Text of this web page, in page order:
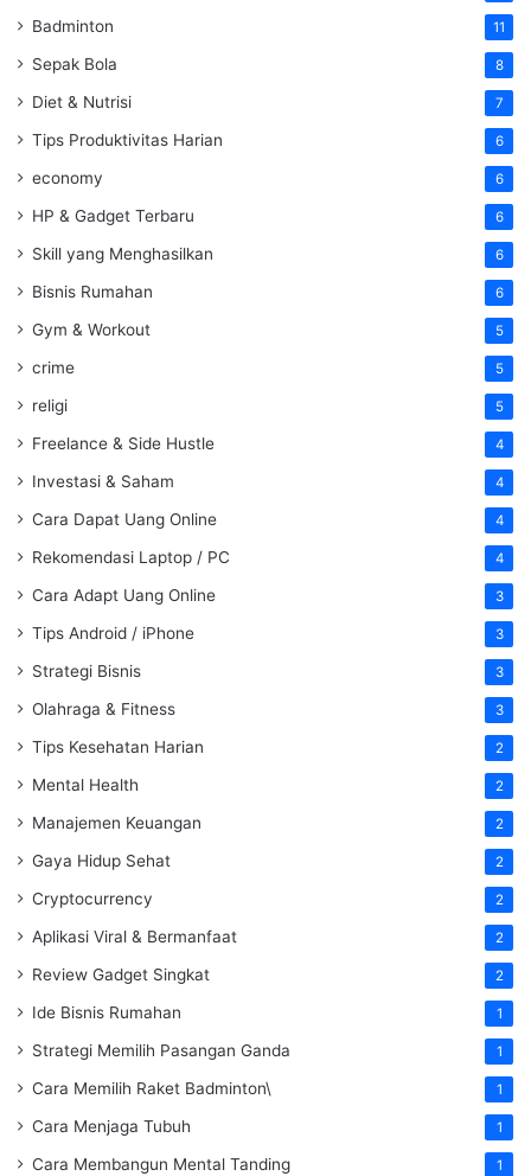
Badminton 11
Sepak Bola 8
Diet & Nutrisi 7
Tips Produktivitas Harian 6
economy 6
HP & Gadget Terbaru 6
Skill yang Menghasilkan 6
Bisnis Rumahan 6
Gym & Workout 5
crime 5
religi 5
Freelance & Side Hustle 4
Investasi & Saham 4
Cara Dapat Uang Online 4
Rekomendasi Laptop / PC 4
Cara Adapt Uang Online 3
Tips Android / iPhone 3
Strategi Bisnis 3
Olahraga & Fitness 3
Tips Kesehatan Harian 2
Mental Health 2
Manajemen Keuangan 2
Gaya Hidup Sehat 2
Cryptocurrency 2
Aplikasi Viral & Bermanfaat 2
Review Gadget Singkat 2
Ide Bisnis Rumahan 1
Strategi Memilih Pasangan Ganda 1
Cara Memilih Raket Badminton\ 1
Cara Menjaga Tubuh 1
Cara Membangun Mental Tanding 1